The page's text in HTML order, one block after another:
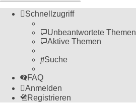
Schnellzugriff
Unbeantwortete Themen
Aktive Themen
Suche
FAQ
Anmelden
Registrieren